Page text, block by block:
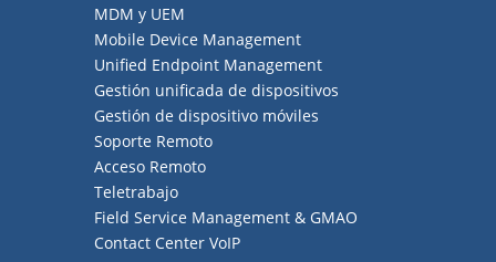
MDM y UEM
Mobile Device Management
Unified Endpoint Management
Gestión unificada de dispositivos
Gestión de dispositivo móviles
Soporte Remoto
Acceso Remoto
Teletrabajo
Field Service Management & GMAO
Contact Center VoIP